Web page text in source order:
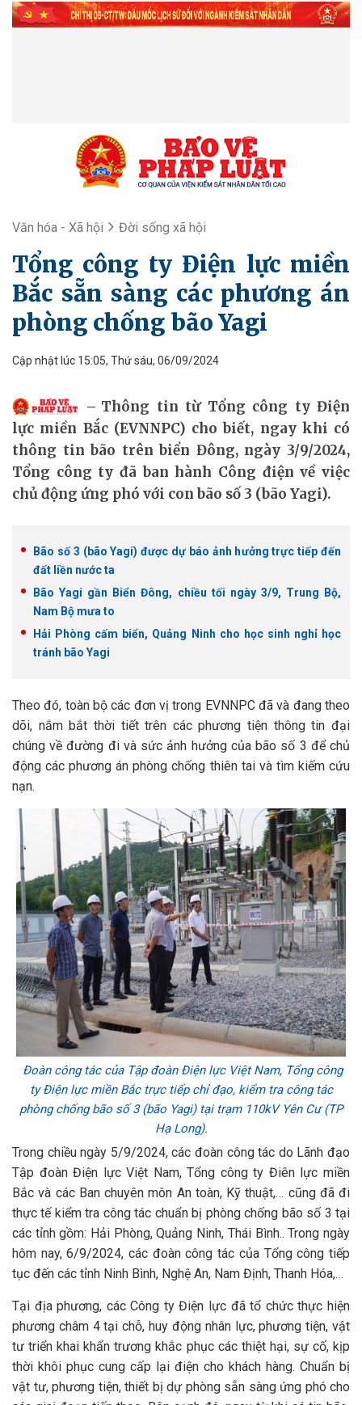
Văn hóa - Xã hội Đời sống xã hội
Tổng công ty Điện lực miền
Bắc sẵn sàng các phương án
phòng chống bão Yagi
Cập nhật lúc 15:05, Thứ sáu, 06/09/2024
Thông tin từ Tổng công ty Điện
lực miền Bắc (EVNNPC) cho biết, ngay khi có
thông tin bão trên biển Đông, ngày 3/9/2024,
Tổng công ty đã ban hành Công điện về việc
chủ động ứng phó với con bão số 3 (bão Yagi).
Bão số 3 (bão Yagi) được dự báo ảnh hưởng trực tiếp đến
đất liền nước ta
Bão Yagi gần Biển Đông, chiều tối ngày 3/9, Trung Bộ,
Nam Bộ mưa to
Hải Phòng cấm biển, Quảng Ninh cho học sinh nghỉ học
tránh bão Yagi
Theo đó, toàn bộ các đơn vị trong EVNNPC đã và đang theo
dõi, nắm bắt thời tiết trên các phương tiện thông tin đại
chúng về đường đi và sức ảnh hưởng của bão số 3 để chủ
động các phương án phòng chống thiên tai và tìm kiếm cứu
nạn.
Đoàn công tác của Tập đoàn Điện lực Việt Nam, Tổng công
ty Điện lực miền Bắc trực tiếp chỉ đạo, kiểm tra công tác
phòng chống bão số 3 (bão Yagi) tại trạm 110kV Yên Cư (TP
Hạ Long).
Trong chiều ngày 5/9/2024, các đoàn công tác do Lãnh đạo
Tập đoàn Điện lực Việt Nam, Tổng công ty Điên lực miền
Bắc và các Ban chuyên môn An toàn, Kỹ thuật,… cũng đã đi
thực tế kiểm tra công tác chuẩn bị phòng chống bão số 3 tại
các tỉnh gồm: Hải Phòng, Quảng Ninh, Thái Bình.. Trong ngày
hôm nay, 6/9/2024, các đoàn công tác của Tổng công tiếp
tục đến các tỉnh Ninh Bình, Nghệ An, Nam Định, Thanh Hóa,…
Tại địa phương, các Công ty Điện lực đã tổ chức thực hiện
phương châm 4 tại chỗ, huy động nhân lực, phương tiện, vật
tư triển khai khẩn trương khắc phục các thiệt hại, sự cố, kịp
thời khôi phục cung cấp lại điện cho khách hàng. Chuẩn bị
vật tư, phương tiện, thiết bị dự phòng sẵn sàng ứng phó cho